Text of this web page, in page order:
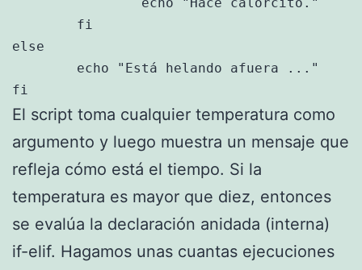
else
fi
El script toma cualquier temperatura como
argumento y luego muestra un mensaje que
refleja cómo está el tiempo. Si la
temperatura es mayor que diez, entonces
se evalúa la declaración anidada (interna)
if-elif. Hagamos unas cuantas ejecuciones